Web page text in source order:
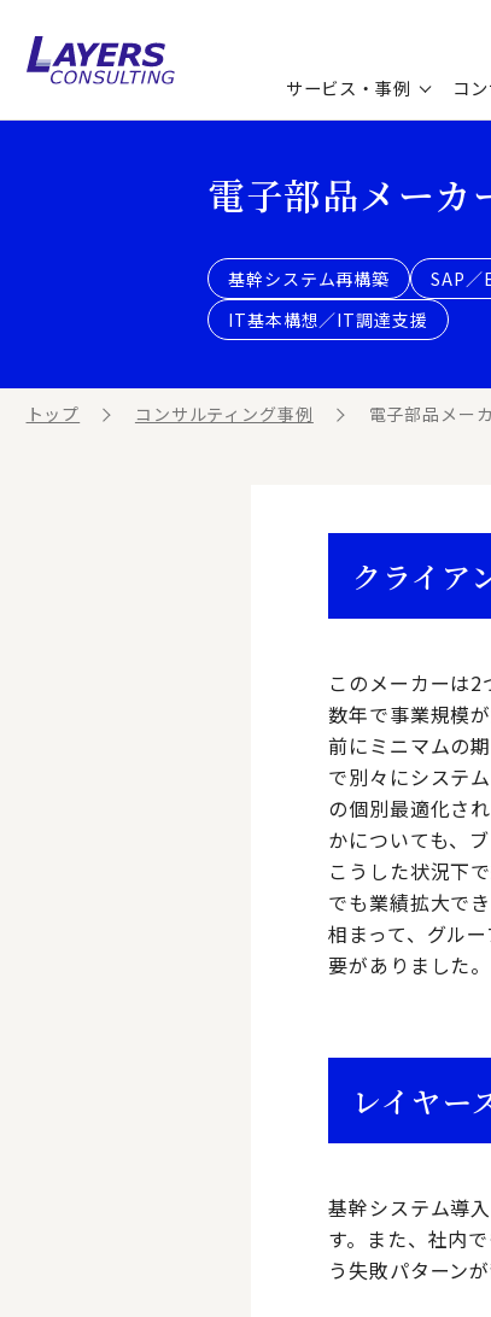
サービス・事例 コ
コンサルティングサービス
お客様の声
セミナー情報
最新ソリューション
ビジネス用語集
動画ライブラリ
企業情報
連載／寄稿／書籍
電子部品メーカ
基幹システム再構築
SAP／
IT基本構想／IT調達支援
トップ コンサルティング事例 電子部品メー
クライア
このメーカーは
数年で事業規模
前にミニマムの
で別々にシステ
の個別最適化さ
かについても、
こうした状況下
でも業績拡大で
相まって、グル
要がありました。
レイヤー
基幹システム導
す。また、社内
う失敗パターン